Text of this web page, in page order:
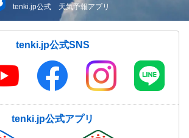
tenki.jp公式 天気予報アプリ
tenki.jp公式SNS
tenki.jp公式アプリ